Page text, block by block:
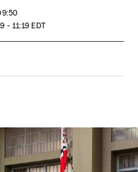
- 11:19 EDT